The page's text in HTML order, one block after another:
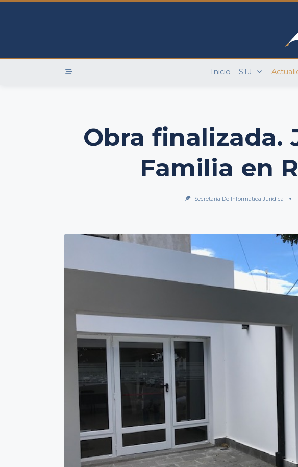
Skip
Inicio STJ
Obra finalizada.
Familia en
Secretaría De Informática Jurídica